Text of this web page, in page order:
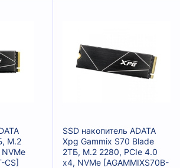
M.2
CS]
SSD накопитель ADATA
Xpg Gammix S70 Blade
2ТБ, M.2 2280, PCIe 4.0
x4, NVMe [AGAMMIXS70B-